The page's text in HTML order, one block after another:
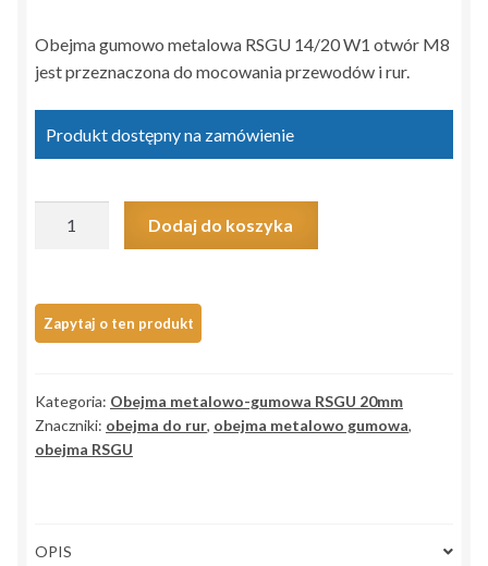
Obejma gumowo metalowa RSGU 14/20 W1 otwór M8
jest przeznaczona do mocowania przewodów i rur.
Produkt dostępny na zamówienie
RSGU
14/20
otwór
M8
Dodaj do koszyka
Kategoria: Obejma metalowo-gumowa RSGU 20mm
Znaczniki: obejma do rur, obejma metalowo gumowa,
obejma RSGU
OPIS